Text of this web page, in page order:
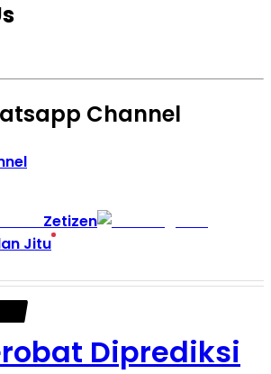
Channel
Zetizen
Jitu
Diprediksi